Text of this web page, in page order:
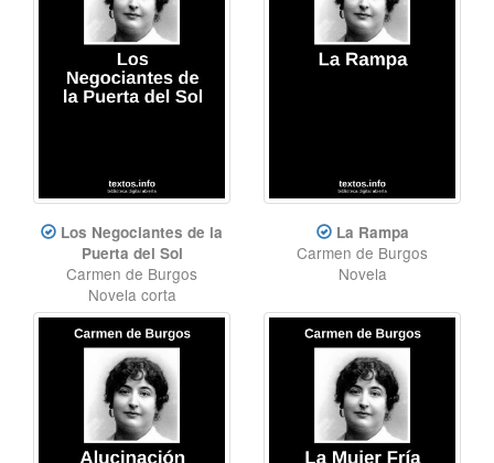
Los Negociantes de la
Puerta del Sol
Carmen de Burgos
Novela corta
La Rampa
Carmen de Burgos
Novela